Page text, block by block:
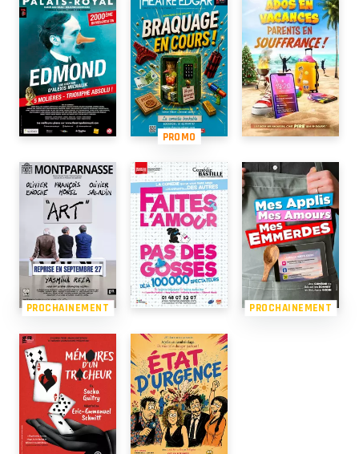
PROMO
PROCHAINEMENT PROCHAINEMENT